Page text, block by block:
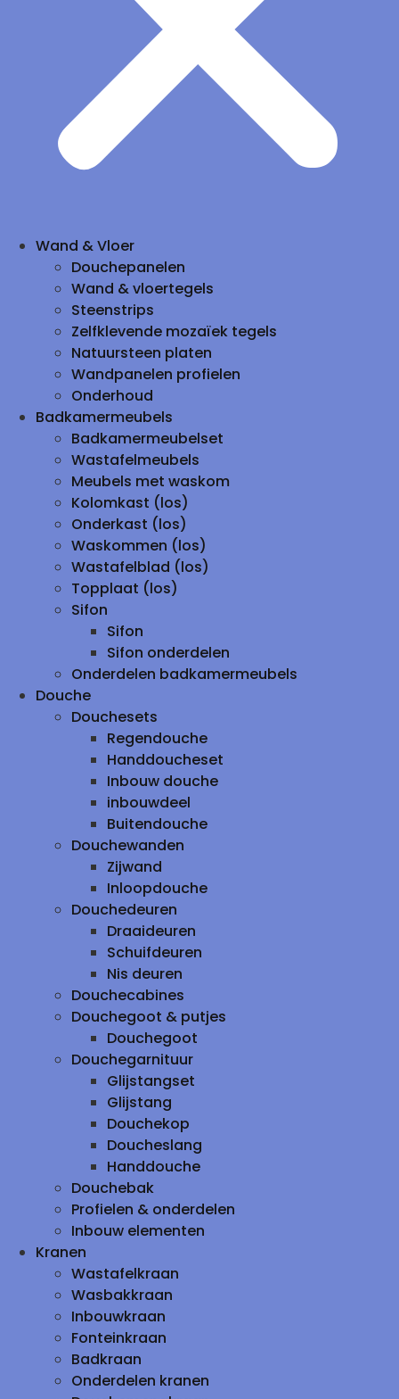
Wand & Vloer
Douchepanelen
Wand & vloertegels
Steenstrips
Zelfklevende mozaïek tegels
Natuursteen platen
Wandpanelen profielen
Onderhoud
Badkamermeubels
Badkamermeubelset
Wastafelmeubels
Meubels met waskom
Kolomkast (los)
Onderkast (los)
Waskommen (los)
Wastafelblad (los)
Topplaat (los)
Sifon
Sifon
Sifon onderdelen
Onderdelen badkamermeubels
Douche
Douchesets
Regendouche
Handdoucheset
Inbouw douche
inbouwdeel
Buitendouche
Douchewanden
Zijwand
Inloopdouche
Douchedeuren
Draaideuren
Schuifdeuren
Nis deuren
Douchecabines
Douchegoot & putjes
Douchegoot
Douchegarnituur
Glijstangset
Glijstang
Douchekop
Doucheslang
Handdouche
Douchebak
Profielen & onderdelen
Inbouw elementen
Kranen
Wastafelkraan
Wasbakkraan
Inbouwkraan
Fonteinkraan
Badkraan
Onderdelen kranen